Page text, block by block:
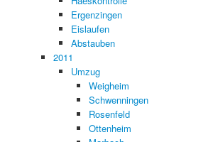
Ergenzingen
Eislaufen
Abstauben
2011
Umzug
Weigheim
Schwenningen
Rosenfeld
Ottenheim